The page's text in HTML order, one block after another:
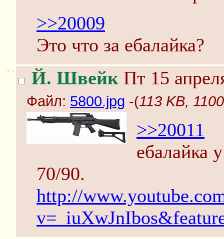
>>20009
Это что за ебалайка?
>> Й. Швейк Пт 15
Файл: 5800.jpg -(113 KB,
>>20011
ебалайка
70/90.
http://